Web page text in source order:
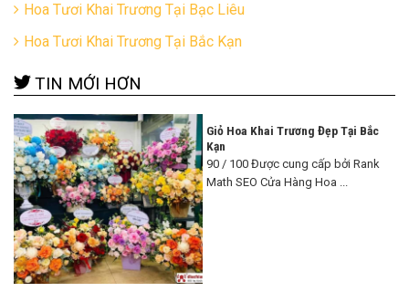
Hoa Tươi Khai Trương Tại Bạc Liêu
Hoa Tươi Khai Trương Tại Bắc Kạn
TIN MỚI HƠN
Giỏ Hoa Khai Trương Đẹp Tại Bắc
Kạn
90 / 100 Được cung cấp bởi Rank
Math SEO Cửa Hàng Hoa ...